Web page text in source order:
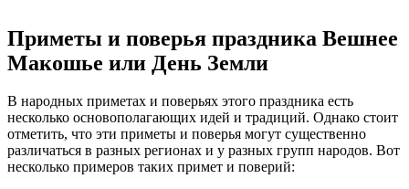
Приметы и поверья праздника Вешнее
Макошье или День Земли
В народных приметах и поверьях этого праздника есть
несколько основополагающих идей и традиций. Однако стоит
отметить, что эти приметы и поверья могут существенно
различаться в разных регионах и у разных групп народов. Вот
несколько примеров таких примет и поверий: